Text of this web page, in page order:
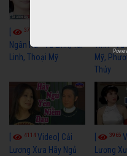
3768
Ngân Hà - Vũ Linh, Tài
Linh, Thoại Mỹ
Tình -
Mỹ,
Thủy
4114Video] Cải
Lương Xưa Hãy Ngủ
3965
Lương